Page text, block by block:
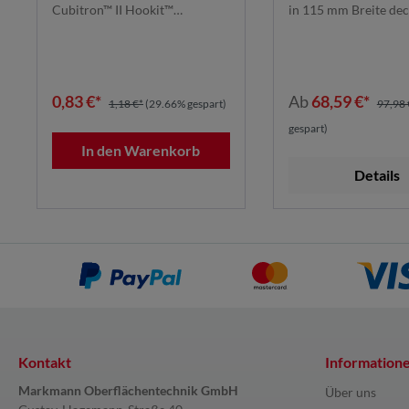
Cubitron™ II Hookit™
0,83 €* 1,18 €* (29.66% gespart)
In den Warenkorb
in 115 mm Breite
Ab68,59 €* 97,98
gespart)
Details
Kontakt
Markmann Oberflächentechnik GmbH
Über uns